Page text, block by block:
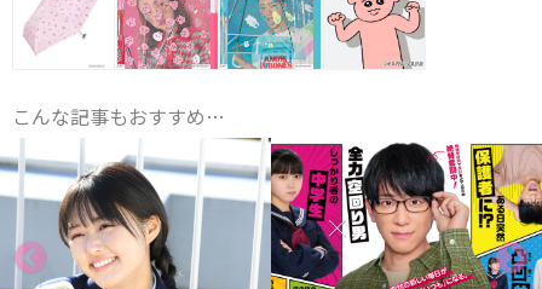
こんな記事もおすすめ…